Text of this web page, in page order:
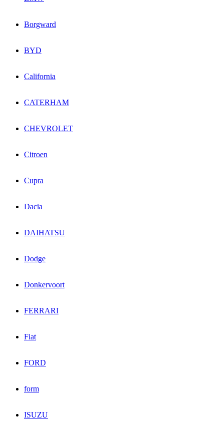
Borgward
BYD
California
CATERHAM
CHEVROLET
Citroen
Cupra
Dacia
DAIHATSU
Dodge
Donkervoort
FERRARI
Fiat
FORD
form
ISUZU